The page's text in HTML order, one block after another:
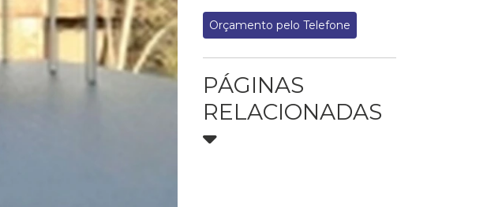
Orçamento pelo Telefone
PÁGINAS
RELACIONADAS